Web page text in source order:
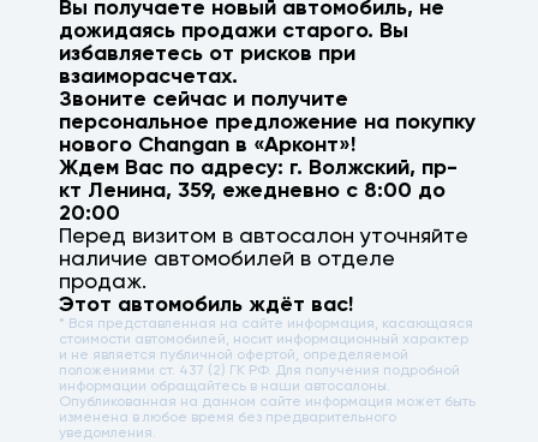
Вы получаете новый автомобиль, не
дожидаясь продажи старого. Вы
избавляетесь от рисков при
взаиморасчетах.
Звоните сейчас и получите
персональное предложение на покупку
нового Changan в «Арконт»!
Ждем Вас по адресу: г. Волжский, пр-
кт Ленина, 359, ежедневно с 8:00 до
20:00
Перед визитом в автосалон уточняйте
наличие автомобилей в отделе
продаж.
Этот автомобиль ждёт вас!
* Вся представленная на сайте информация, касающаяся
стоимости автомобилей, носит информационный характер
и не является публичной офертой, определяемой
положениями ст. 437 (2) ГК РФ. Для получения подробной
информации обращайтесь в наши автосалоны.
Опубликованная на данном сайте информация может быть
изменена в любое время без предварительного
уведомления.